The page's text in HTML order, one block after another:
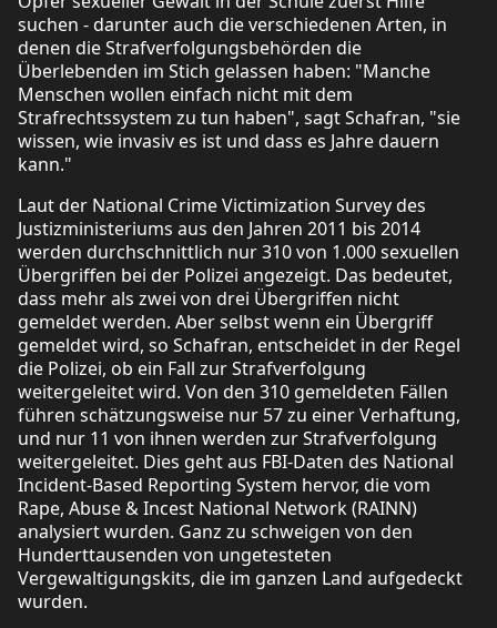
suchen - darunter auch die verschiedenen Arten, in
denen die Strafverfolgungsbehörden die
Überlebenden im Stich gelassen haben: "Manche
Menschen wollen einfach nicht mit dem
Strafrechtssystem zu tun haben", sagt Schafran, "sie
wissen, wie invasiv es ist und dass es Jahre dauern
kann."
Laut der National Crime Victimization Survey des
Justizministeriums aus den Jahren 2011 bis 2014
werden durchschnittlich nur 310 von 1.000 sexuellen
Übergriffen bei der Polizei angezeigt. Das bedeutet,
dass mehr als zwei von drei Übergriffen nicht
gemeldet werden. Aber selbst wenn ein Übergriff
gemeldet wird, so Schafran, entscheidet in der Regel
die Polizei, ob ein Fall zur Strafverfolgung
weitergeleitet wird. Von den 310 gemeldeten Fällen
führen schätzungsweise nur 57 zu einer Verhaftung,
und nur 11 von ihnen werden zur Strafverfolgung
weitergeleitet. Dies geht aus FBI-Daten des National
Incident-Based Reporting System hervor, die vom
Rape, Abuse & Incest National Network (RAINN)
analysiert wurden. Ganz zu schweigen von den
Hunderttausenden von ungetesteten
Vergewaltigungskits, die im ganzen Land aufgedeckt
wurden.